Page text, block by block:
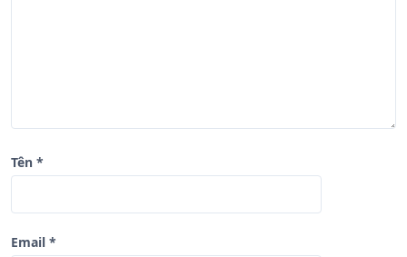
Tên *
Email *